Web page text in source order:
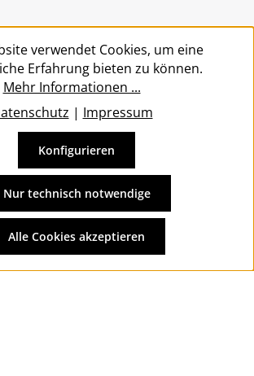
Vertrag widerrufen
wenn nicht anders
angegeben.
verwendet Cookies, um eine
Erfahrung bieten zu können.
Mehr Informationen ...
| Impressum
Nur technisch notwendige
Konfigurieren
Alle Cookies akzeptieren